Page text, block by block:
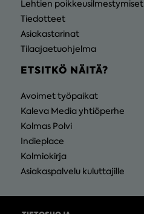
Lehtien poikkeusilmestymiset
Tiedotteet
Asiakastarinat
Tilaajaetuohjelma
ETSITKÖ NÄITÄ?
Avoimet työpaikat
Kaleva Media yhtiöperhe
Kolmas Polvi
Indieplace
Kolmiokirja
Asiakaspalvelu kuluttajille